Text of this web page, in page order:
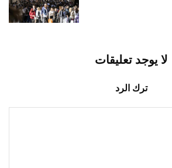
لا يوجد تعليقات
ترك الرد